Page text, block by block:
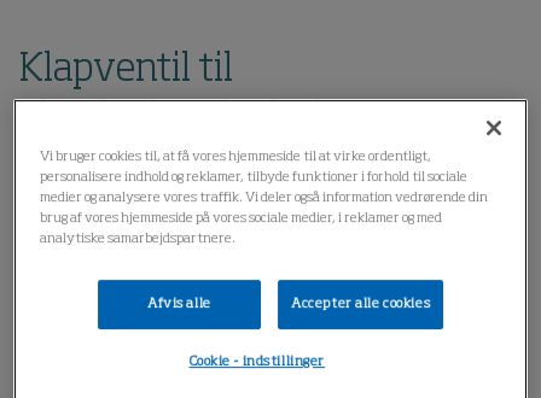
Klapventil til
CARZ
Vi bruger cookies til, at få vores hjemmeside til at virke ordentligt,
personalisere indhold og reklamer, tilbyde funktioner i forhold til sociale
medier og analysere vores traffik. Vi deler også information vedrørende din
brug af vores hjemmeside på vores sociale medier, i reklamer og med
analytiske samarbejdspartnere.
Afvis alle Accepter alle cookies
Cookie - indstillinger